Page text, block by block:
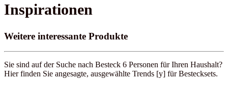
Inspirationen
Weitere interessante Produkte
Sie sind auf der Suche nach Besteck 6 Personen für Ihren Haushalt?
Hier finden Sie angesagte, ausgewählte Trends [y] für Bestecksets.